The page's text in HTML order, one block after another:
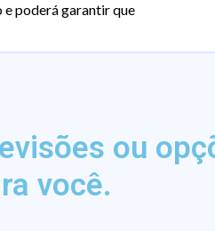
e poderá garantir que
ou
você.